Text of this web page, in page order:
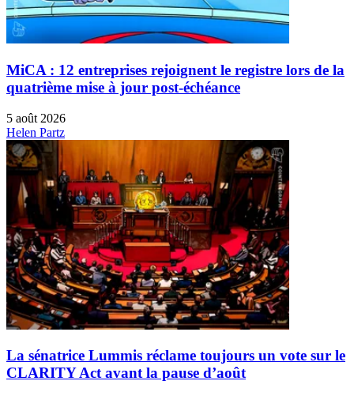
MiCA : 12 entreprises rejoignent le registre lors de la
quatrième mise à jour post-échéance
5 août 2026
Helen Partz
La sénatrice Lummis réclame toujours un vote sur le
CLARITY Act avant la pause d’août